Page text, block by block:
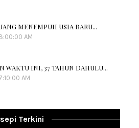
MENEMPUH USIA BARU...
AM
WAKTU INI, 37 TAHUN DAHULU...
AM
Terkini